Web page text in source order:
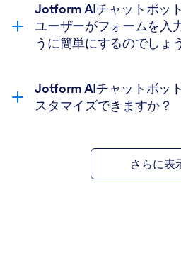
Jotform AIチャットボッ
ユーザーがフォームを入
うに簡単にするのでしょ
Jotform AIチャットボッ
スタマイズできますか？
さらに表